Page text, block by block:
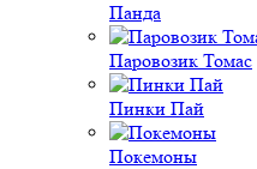
Панда
Паровозик Томас
Пинки Пай
Покемоны